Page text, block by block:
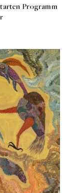
Programm